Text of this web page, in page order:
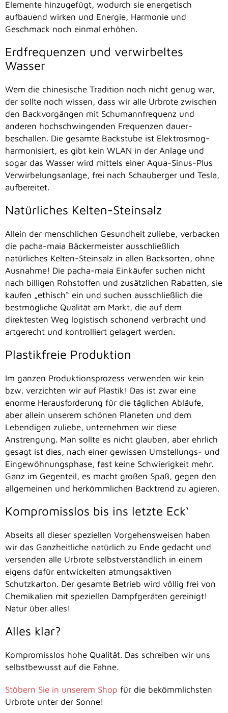
Elemente hinzugefügt, wodurch sie energetisch
aufbauend wirken und Energie, Harmonie und
Geschmack noch einmal erhöhen.
Erdfrequenzen und verwirbeltes
Wasser
Wem die chinesische Tradition noch nicht genug war,
der sollte noch wissen, dass wir alle Urbrote zwischen
den Backvorgängen mit Schumannfrequenz und
anderen hochschwingenden Frequenzen dauer-
beschallen. Die gesamte Backstube ist Elektrosmog-
harmonisiert, es gibt kein WLAN in der Anlage und
sogar das Wasser wird mittels einer Aqua-Sinus-Plus
Verwirbelungsanlage, frei nach Schauberger und Tesla,
aufbereitet.
Natürliches Kelten-Steinsalz
Allein der menschlichen Gesundheit zuliebe, verbacken
die pacha-maia Bäckermeister ausschließlich
natürliches Kelten-Steinsalz in allen Backsorten, ohne
Ausnahme! Die pacha-maia Einkäufer suchen nicht
nach billigen Rohstoffen und zusätzlichen Rabatten, sie
kaufen „ethisch“ ein und suchen ausschließlich die
bestmögliche Qualität am Markt, die auf dem
direktesten Weg logistisch schonend verbracht und
artgerecht und kontrolliert gelagert werden.
Plastikfreie Produktion
Im ganzen Produktionsprozess verwenden wir kein
bzw. verzichten wir auf Plastik! Das ist zwar eine
enorme Herausforderung für die täglichen Abläufe,
aber allein unserem schönen Planeten und dem
Lebendigen zuliebe, unternehmen wir diese
Anstrengung. Man sollte es nicht glauben, aber ehrlich
gesagt ist dies, nach einer gewissen Umstellungs- und
Eingewöhnungsphase, fast keine Schwierigkeit mehr.
Ganz im Gegenteil, es macht großen Spaß, gegen den
allgemeinen und herkömmlichen Backtrend zu agieren.
Kompromisslos bis ins letzte Eck‘
Abseits all dieser speziellen Vorgehensweisen haben
wir das Ganzheitliche natürlich zu Ende gedacht und
versenden alle Urbrote selbstverständlich in einem
eigens dafür entwickelten atmungsaktiven
Schutzkarton. Der gesamte Betrieb wird völlig frei von
Chemikalien mit speziellen Dampfgeräten gereinigt!
Natur über alles!
Alles klar?
Kompromisslos hohe Qualität. Das schreiben wir uns
selbstbewusst auf die Fahne.
Stöbern Sie in unserem Shop für die bekömmlichsten
Urbrote unter der Sonne!